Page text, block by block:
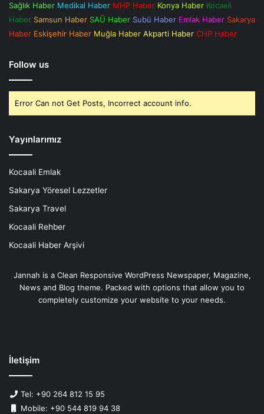
Sağlık Haber Medikal Haber MHP Haber Konya Haber Kocaeli
Haber Samsun Haber SAÜ Haber Subü Haber Emlak Haber Sakarya
Haber Eskişehir Haber Muğla Haber Akparti Haber CHP Haber
Follow us
Error Can not Get Posts, Incorrect account info.
Yayınlarımız
Kocaali Emlak
Sakarya Yöresel Lezzetler
Sakarya Travel
Kocaali Rehber
Kocaali Haber Arşivi
Jannah is a Clean Responsive WordPress Newspaper, Magazine,
News and Blog theme. Packed with options that allow you to
completely customize your website to your needs.
İletişim
Tel: +90 264 812 15 95
Mobile: +90 544 819 94 38